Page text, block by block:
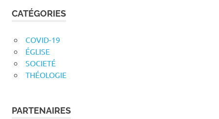
CATÉGORIES
COVID-19
ÉGLISE
SOCIETÉ
THÉOLOGIE
PARTENAIRES